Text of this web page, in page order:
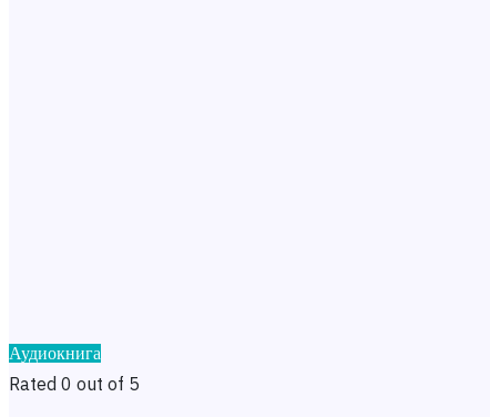
Аудиокнига
Rated 0 out of 5